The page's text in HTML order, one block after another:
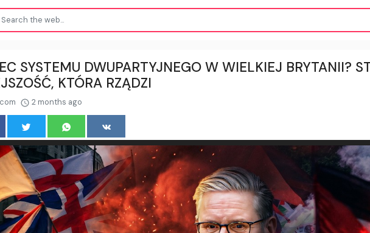
SYSTEMU DWUPARTYJNEGO W WIELKIEJ BRYTANII?
KTÓRA RZĄDZI
2 months ago